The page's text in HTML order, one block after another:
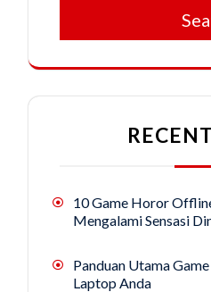
10 Game Horor
Mengalami Sensasi
Panduan Utama
Laptop Anda